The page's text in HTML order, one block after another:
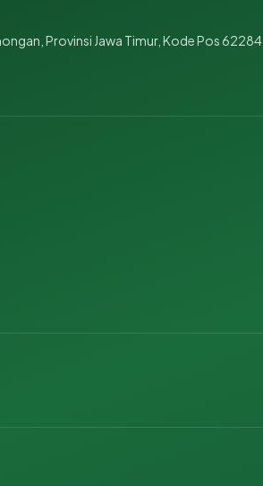
Provinsi Jawa Timur, Kode Pos 62284